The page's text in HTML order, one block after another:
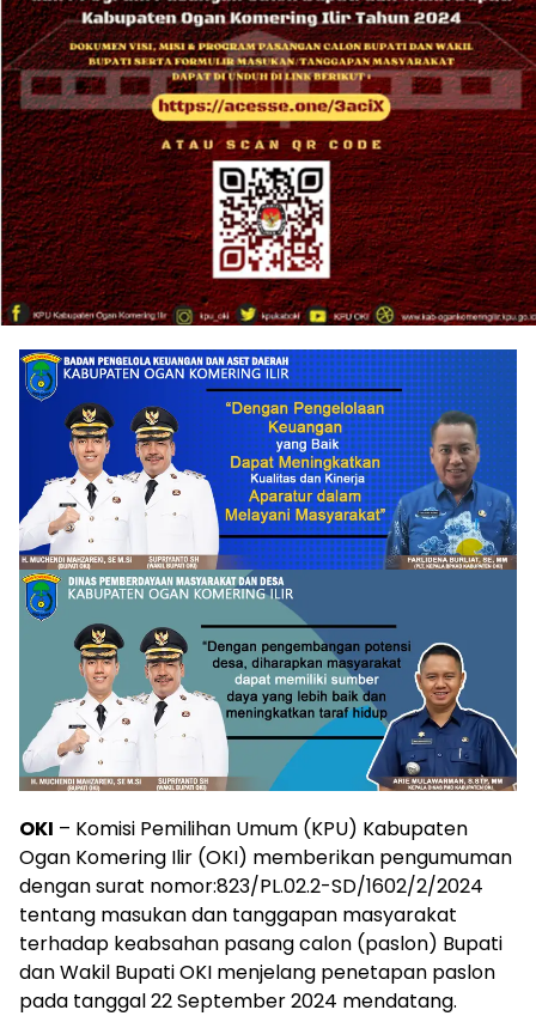
OKI – Komisi Pemilihan Umum (KPU) Kabupaten
Ogan Komering Ilir (OKI) memberikan pengumuman
dengan surat nomor:823/PL.02.2-SD/1602/2/2024
tentang masukan dan tanggapan masyarakat
terhadap keabsahan pasang calon (paslon) Bupati
dan Wakil Bupati OKI menjelang penetapan paslon
pada tanggal 22 September 2024 mendatang.